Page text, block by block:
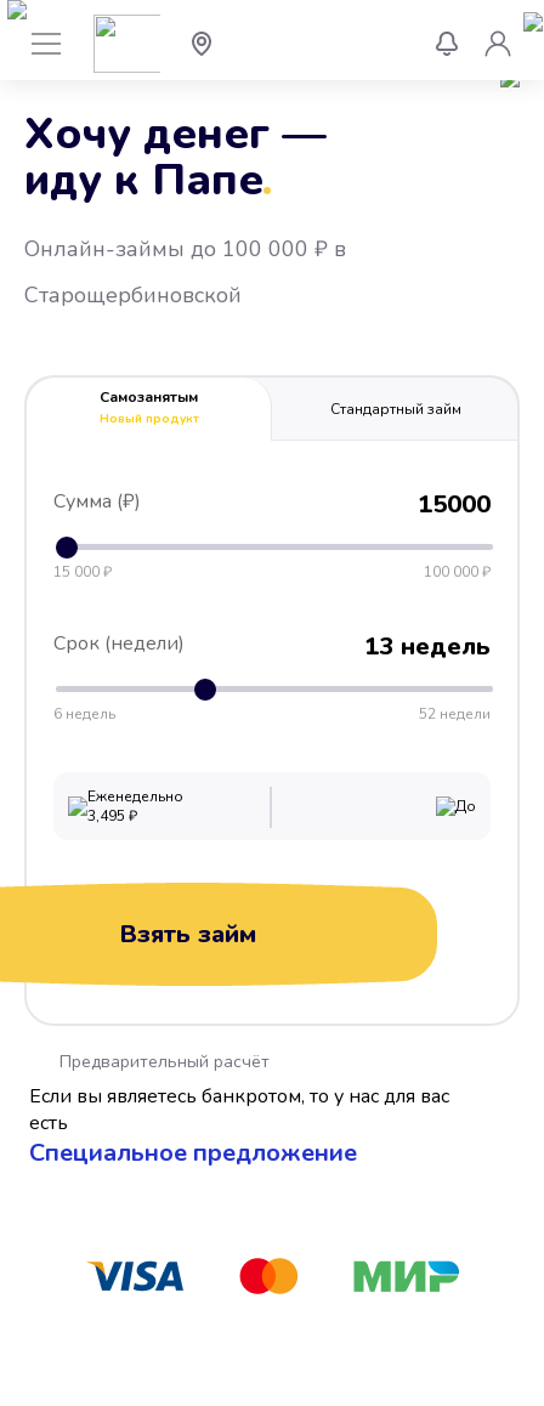
Хочу денег —
иду к Папе
.
Онлайн-займы до 100 000 ₽ в
Старощербиновской
Самозанятым
Новый продукт
Стандартный займ
Сумма (₽) 15000
15 000 ₽ 100 000 ₽
Срок (недели) 13 недель
6 недель 52 недели
Еженедельно
3,495 ₽ До
Взять займ
Если вы являетесь банкротом, то у нас для вас
есть
Cпециальное предложение
Предварительный расчёт